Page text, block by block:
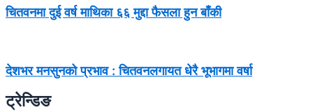
चितवनमा दुई वर्ष माथिका ६६ मुद्दा फैसला हुन बाँकी
देशभर मनसुनको प्रभाव : चितवनलगायत धेरै भूभागमा वर्षा
ट्रेन्डिङ